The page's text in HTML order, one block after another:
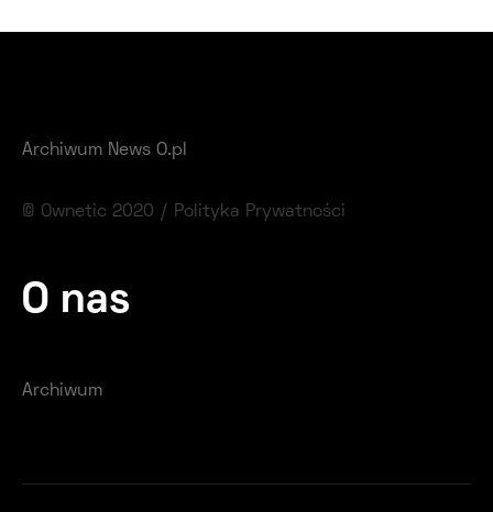
Archiwum News O.pl
© Ownetic 2020 / Polityka Prywatności
O nas
Archiwum